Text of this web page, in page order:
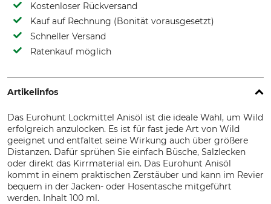
Kostenloser Rückversand
Kauf auf Rechnung (Bonität vorausgesetzt)
Schneller Versand
Ratenkauf möglich
Artikelinfos
Das Eurohunt Lockmittel Anisöl ist die ideale Wahl, um Wild
erfolgreich anzulocken. Es ist für fast jede Art von Wild
geeignet und entfaltet seine Wirkung auch über größere
Distanzen. Dafür sprühen Sie einfach Büsche, Salzlecken
oder direkt das Kirrmaterial ein. Das Eurohunt Anisöl
kommt in einem praktischen Zerstäuber und kann im Revier
bequem in der Jacken- oder Hosentasche mitgeführt
werden. Inhalt 100 ml.